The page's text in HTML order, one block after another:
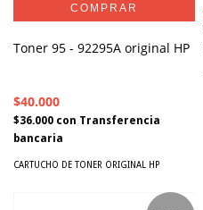
Toner 95 - 92295A original HP
$40.000
$36.000 con Transferencia
bancaria
CARTUCHO DE TONER ORIGINAL HP